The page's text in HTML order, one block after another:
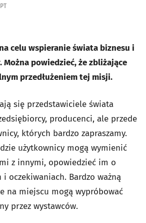
celu wspieranie świata biznesu i
Można powiedzieć, że zbliżające
przedłużeniem tej misji.
się przedstawiciele świata
producenci, ale przede
których bardzo zapraszamy.
użytkownicy mogą wymienić
z innymi, opowiedzieć im o
oczekiwaniach. Bardzo ważną
na miejscu mogą wypróbować
przez wystawców.